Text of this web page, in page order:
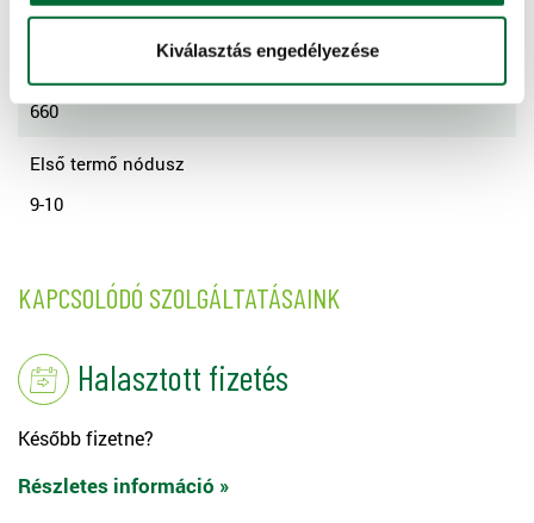
Kiválasztás engedélyezése
65-70
660
Első termő nódusz
9-10
KAPCSOLÓDÓ SZOLGÁLTATÁSAINK
Halasztott fizetés
Később fizetne?
Részletes információ »